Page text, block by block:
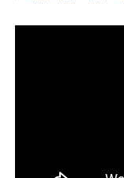
Defensa Nacional